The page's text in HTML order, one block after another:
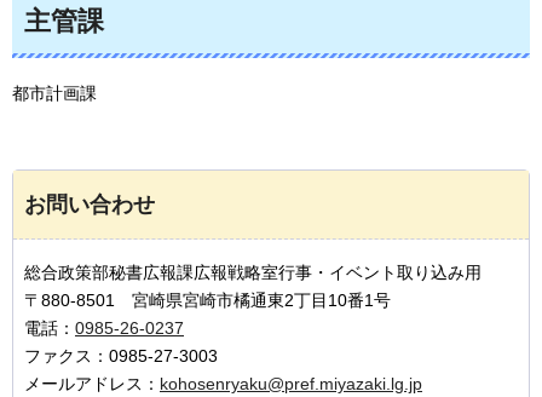
主管課
都市計画課
お問い合わせ
総合政策部秘書広報課広報戦略室行事・イベント取り込み用
〒880-8501 宮崎県宮崎市橘通東2丁目10番1号
電話： 0985-26-0237
ファクス：0985-27-3003
メールアドレス： kohosenryaku@pref.miyazaki.lg.jp